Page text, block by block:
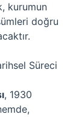
kurumun
doğru
Süreci
, 1930